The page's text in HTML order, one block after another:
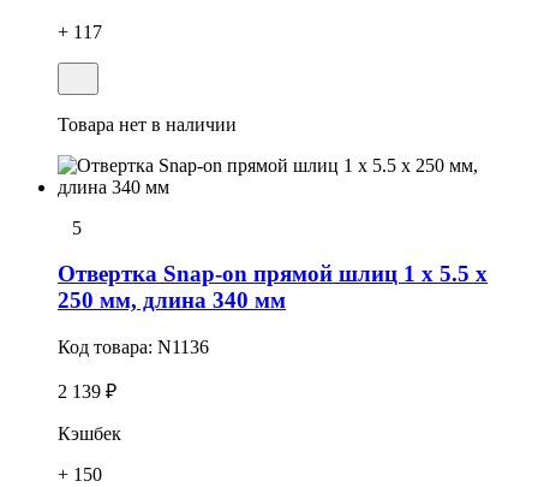
+ 117
Товара нет в наличии
5
Отвертка Snap-on прямой шлиц 1 x 5.5 x
250 мм, длина 340 мм
Код товара: N1136
2 139 ₽
Кэшбек
+ 150